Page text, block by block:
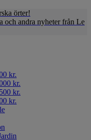
örter!
och andra nyheter från Le
kr.
kr.
kr.
kr.